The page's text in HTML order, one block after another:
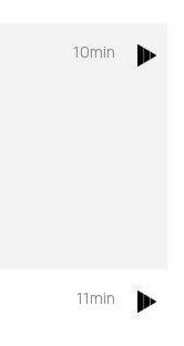
10min
11min